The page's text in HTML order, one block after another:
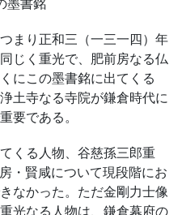
まり正和三（一三一四）年
じく重光で、肥前房なる仏
にこの墨書銘に出てくる
土寺なる寺院が鎌倉時代に
要である。
くる人物、谷慈孫三郎重
・賢咸について現段階にお
なかった。ただ金剛力士像
光なる人物は、鎌倉幕府の